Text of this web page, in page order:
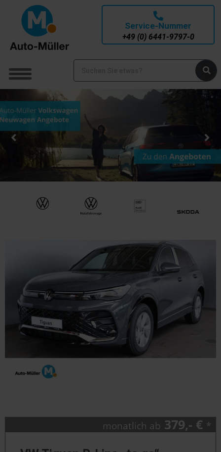
monatlich ab 379,- € *
Service-Nummer
+49 (0) 6441-9797-0